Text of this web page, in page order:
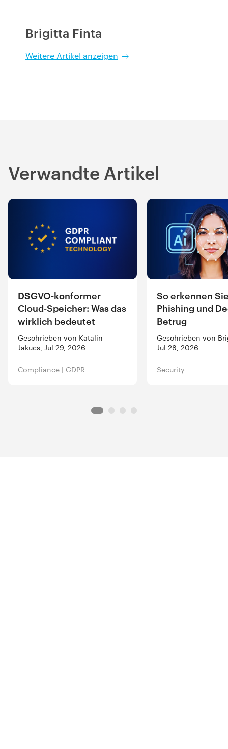
Brigitta Finta
Weitere Artikel anzeigen
Verwandte Artikel
DSGVO-konformer
Cloud-Speicher: Was das
wirklich bedeutet
Geschrieben von Katalin
Jakucs, Jul 29, 2026
Compliance | GDPR
So erkennen
Phishing und
Betrug
Geschrieben von
Jul 28, 2026
Security